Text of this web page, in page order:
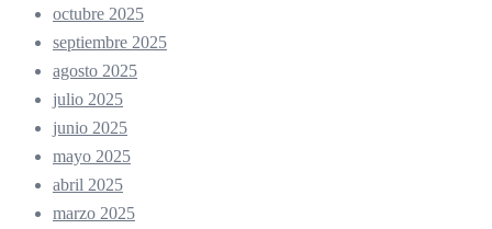
octubre 2025
septiembre 2025
agosto 2025
julio 2025
junio 2025
mayo 2025
abril 2025
marzo 2025